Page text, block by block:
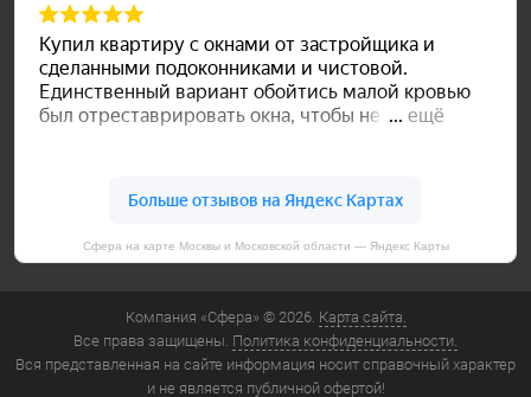
Сфера на карте Москвы и Московской области — Яндекс Карты
Компания «Сфера» © 2026. Карта сайта.
Все права защищены. Политика конфиденциальности.
Вся представленная на сайте информация носит справочный характер
и не является публичной офертой!